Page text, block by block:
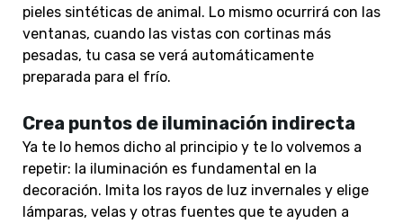
pieles sintéticas de animal. Lo mismo ocurrirá con las
ventanas, cuando las vistas con cortinas más
pesadas, tu casa se verá automáticamente
preparada para el frío.
Crea puntos de iluminación indirecta
Ya te lo hemos dicho al principio y te lo volvemos a
repetir: la iluminación es fundamental en la
decoración. Imita los rayos de luz invernales y elige
lámparas, velas y otras fuentes que te ayuden a